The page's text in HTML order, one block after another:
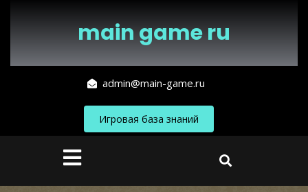
main game ru
admin@main-game.ru
Игровая база знаний
Кнопка